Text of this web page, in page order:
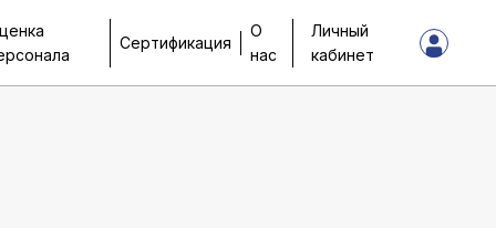
Сертификация
О
нас
Личный
кабинет